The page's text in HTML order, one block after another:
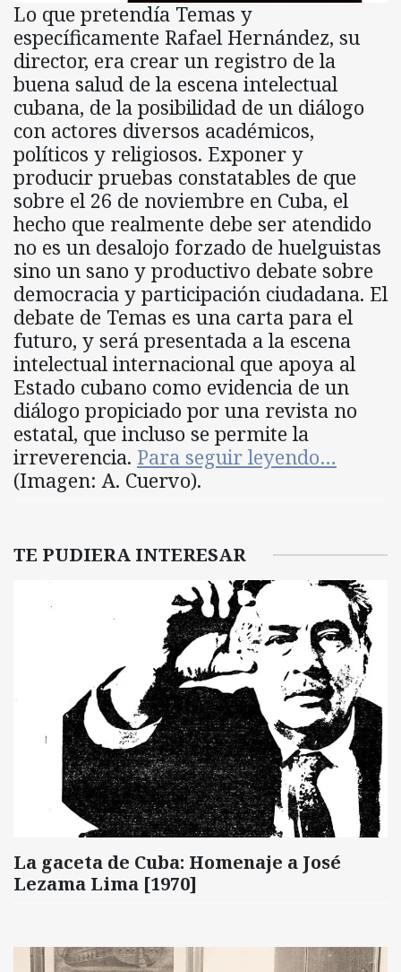
Lo que pretendía Temas y
específicamente Rafael Hernández, su
director, era crear un registro de la
buena salud de la escena intelectual
cubana, de la posibilidad de un diálogo
con actores diversos académicos,
políticos y religiosos. Exponer y
producir pruebas constatables de que
sobre el 26 de noviembre en Cuba, el
hecho que realmente debe ser atendido
no es un desalojo forzado de huelguistas
sino un sano y productivo debate sobre
democracia y participación ciudadana. El
debate de Temas es una carta para el
futuro, y será presentada a la escena
intelectual internacional que apoya al
Estado cubano como evidencia de un
diálogo propiciado por una revista no
estatal, que incluso se permite la
irreverencia. Para seguir leyendo…
(Imagen: A. Cuervo).
TE PUDIERA INTERESAR
La gaceta de Cuba: Homenaje a José
Lezama Lima [1970]